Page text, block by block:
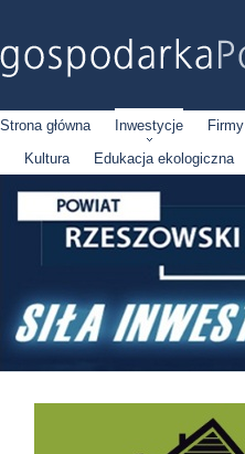
Strona główna Inwestycje Firmy
Kultura
Edukacja ekologiczna